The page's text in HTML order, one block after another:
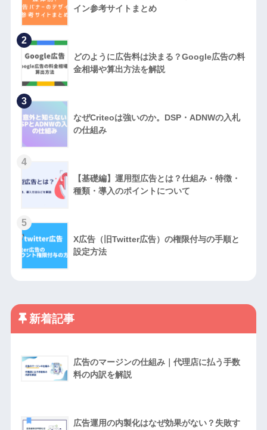
イン参考サイトまとめ
2
どのように広告料は決まる？Google広告の料
金相場や算出方法を解説
3
なぜCriteoは強いのか。DSP・ADNWの入札
の仕組み
4
【基礎編】運用型広告とは？仕組み・特徴・
種類・導入のポイントについて
5
X広告（旧Twitter広告）の権限付与の手順と
設定方法
新着記事
広告のマージンの仕組み｜代理店に払う手数
料の内訳を解説
広告運用の内製化はなぜ効果がない？失敗す